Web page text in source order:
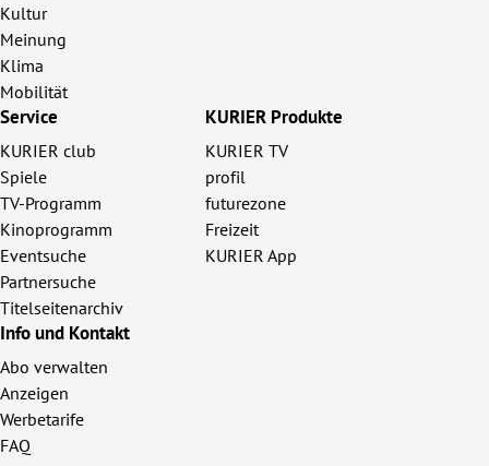
Kultur
Meinung
Klima
Mobilität
Service
KURIER club
Spiele
TV-Programm
Kinoprogramm
Eventsuche
Partnersuche
Titelseitenarchiv
KURIER Produkte
KURIER TV
profil
futurezone
Freizeit
KURIER App
Info und Kontakt
Abo verwalten
Anzeigen
Werbetarife
FAQ